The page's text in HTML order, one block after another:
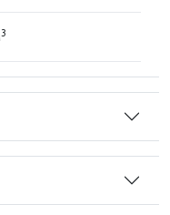
3